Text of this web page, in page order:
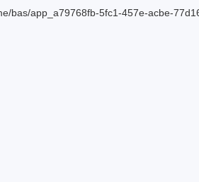
bas/app_a79768fb-5fc1-457e-acbe-